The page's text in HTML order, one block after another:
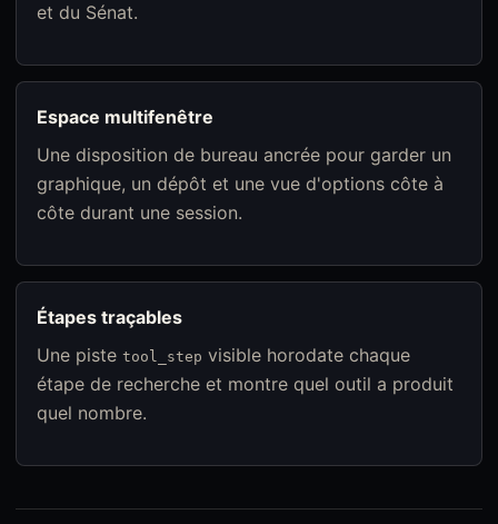
et du Sénat.
Espace multifenêtre
Une disposition de bureau ancrée pour garder un
graphique, un dépôt et une vue d'options côte à
côte durant une session.
Étapes traçables
Une piste tool_step visible horodate chaque
étape de recherche et montre quel outil a produit
quel nombre.